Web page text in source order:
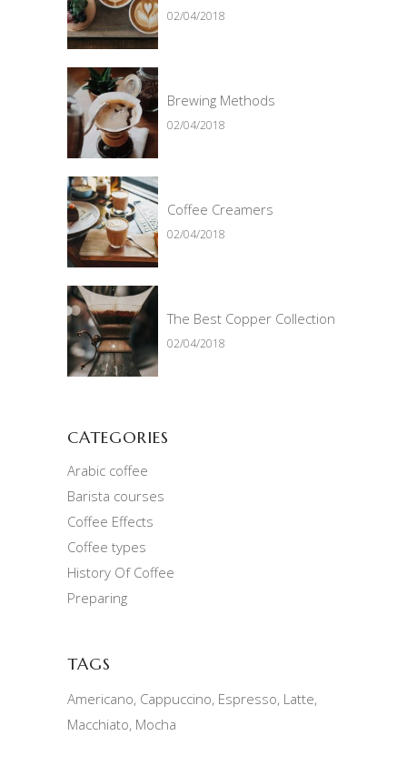
02/04/2018
Brewing Methods
02/04/2018
Coffee Creamers
02/04/2018
The Best Copper Collection
02/04/2018
CATEGORIES
Arabic coffee
Barista courses
Coffee Effects
Coffee types
History Of Coffee
Preparing
TAGS
Americano Cappuccino Espresso Latte
Macchiato Mocha